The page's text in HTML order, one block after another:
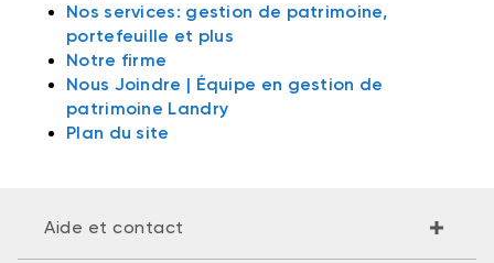
Nos services: gestion de patrimoine,
portefeuille et plus
Notre firme
Nous Joindre | Équipe en gestion de
patrimoine Landry
Plan du site
Aide et contact